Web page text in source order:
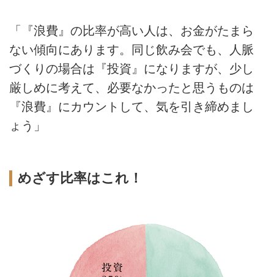
「『浪費』の比率が高い人は、お金がたまら
ない傾向にあります。同じ飲み会でも、人脈
づくりの場合は『投資』になりますが、少し
厳しめに考えて、必要なかったと思うものは
『浪費』にカウントして、気を引き締めまし
ょう」
めざす比率はこれ！